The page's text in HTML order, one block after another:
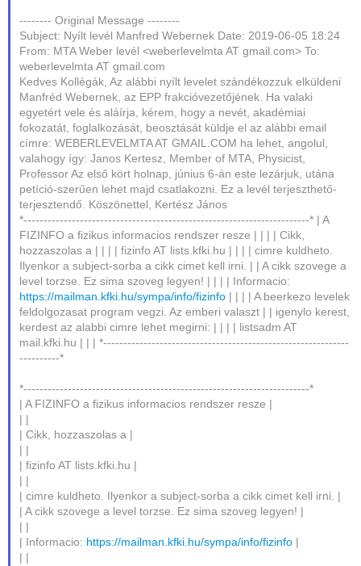
-------- Original Message --------
Subject: Nyílt levél Manfred Webernek Date: 2019-06-05 18:24
From: MTA Weber levél <weberlevelmta AT gmail.com> To:
weberlevelmta AT gmail.com
Kedves Kollégák, Az alábbi nyílt levelet szándékozzuk elküldeni
Manfréd Webernek, az EPP frakcióvezetőjének. Ha valaki
egyetért vele és aláírja, kérem, hogy a nevét, akadémiai
fokozatát, foglalkozását, beosztását küldje el az alábbi email
címre: WEBERLEVELMTA AT GMAIL.COM ha lehet, angolul,
valahogy így: Janos Kertesz, Member of MTA, Physicist,
Professor Az első kört holnap, június 6-án este lezárjuk, utána
petíció-szerűen lehet majd csatlakozni. Ez a levél terjeszthető-
terjesztendő. Köszönettel, Kertész János
*-----------------------------------------------------------------------* | A
FIZINFO a fizikus informacios rendszer resze | | | | Cikk,
hozzaszolas a | | | | fizinfo AT lists.kfki.hu | | | | cimre kuldheto.
Ilyenkor a subject-sorba a cikk cimet kell irni. | | A cikk szovege a
level torzse. Ez sima szoveg legyen! | | | | Informacio:
https://mailman.kfki.hu/sympa/info/fizinfo | | | | A beerkezo levelek
feldolgozasat program vegzi. Az emberi valaszt | | igenylo kerest,
kerdest az alabbi cimre lehet megirni: | | | | listsadm AT
mail.kfki.hu | | | *-------------------------------------------------------------
----------*
*-----------------------------------------------------------------------*
| A FIZINFO a fizikus informacios rendszer resze |
| Cikk, hozzaszolas a |
| fizinfo AT lists.kfki.hu |
| cimre kuldheto. Ilyenkor a subject-sorba a cikk cimet kell irni. |
| A cikk szovege a level torzse. Ez sima szoveg legyen! |
| Informacio: https://mailman.kfki.hu/sympa/info/fizinfo